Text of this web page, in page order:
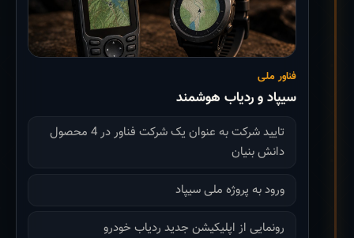
فناور ملی
سیپاد و ردیاب هوشمند
تایید شرکت به عنوان یک شرکت فناور در 4 محصول
دانش بنیان
ورود به پروژه ملی سیپاد
رونمایی از اپلیکیشن جدید ردیاب خودرو